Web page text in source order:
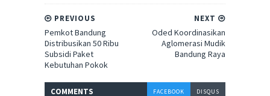
NEXT
Oded Koordinasikan
Aglomerasi Mudik
Bandung Raya
PREVIOUS
Pemkot Bandung
Distribusikan 50 Ribu
Subsidi Paket
Kebutuhan Pokok
COMMENTS FACEBOOK DISQUS